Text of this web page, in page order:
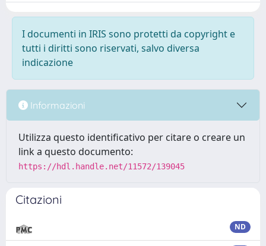
I documenti in IRIS sono protetti da copyright e
tutti i diritti sono riservati, salvo diversa
indicazione
Informazioni
Utilizza questo identificativo per citare o creare un
link a questo documento:
https://hdl.handle.net/11572/139045
Citazioni
ND